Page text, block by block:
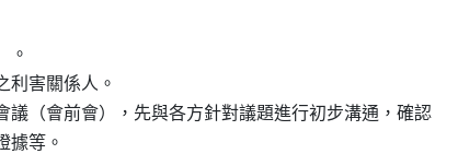
。
利害關係人。
議（會前會），先與各方針對議題進行初步溝通，確認